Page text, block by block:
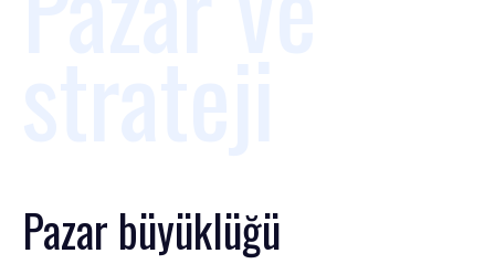
Pazar büyüklüğü